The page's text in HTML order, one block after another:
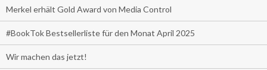
Merkel erhält Gold Award von Media Control
#BookTok Bestsellerliste für den Monat April 2025
Wir machen das jetzt!